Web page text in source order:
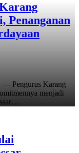
Penanganan
Pengurus Karang
menjadi